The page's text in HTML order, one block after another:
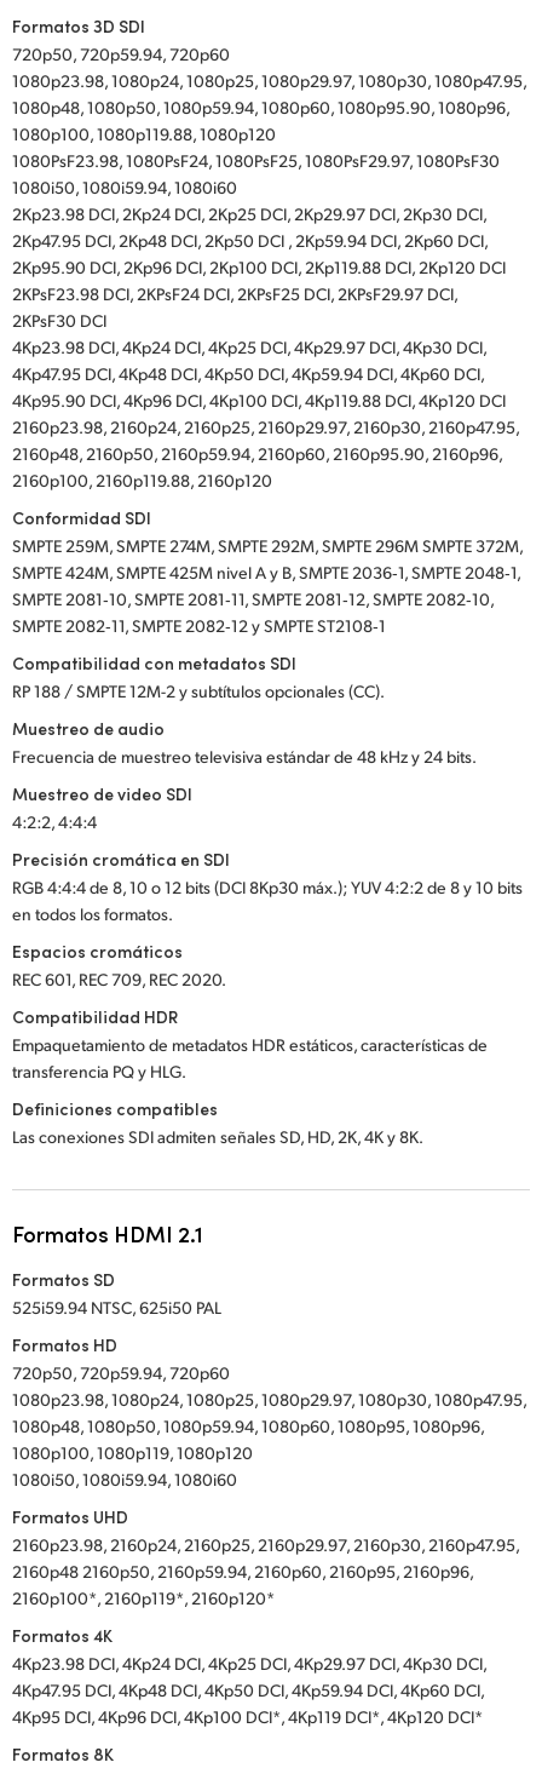
Formatos 3D SDI
720p50, 720p59.94, 720p60
1080p23.98, 1080p24, 1080p25, 1080p29.97, 1080p30, 1080p47.95,
1080p48, 1080p50, 1080p59.94, 1080p60, 1080p95.90, 1080p96,
1080p100, 1080p119.88, 1080p120
1080PsF23.98, 1080PsF24, 1080PsF25, 1080PsF29.97, 1080PsF30
1080i50, 1080i59.94, 1080i60
2Kp23.98 DCI, 2Kp24 DCI, 2Kp25 DCI, 2Kp29.97 DCI, 2Kp30 DCI,
2Kp47.95 DCI, 2Kp48 DCI, 2Kp50 DCI , 2Kp59.94 DCI, 2Kp60 DCI,
2Kp95.90 DCI, 2Kp96 DCI, 2Kp100 DCI, 2Kp119.88 DCI, 2Kp120 DCI
2KPsF23.98 DCI, 2KPsF24 DCI, 2KPsF25 DCI, 2KPsF29.97 DCI,
2KPsF30 DCI
4Kp23.98 DCI, 4Kp24 DCI, 4Kp25 DCI, 4Kp29.97 DCI, 4Kp30 DCI,
4Kp47.95 DCI, 4Kp48 DCI, 4Kp50 DCI, 4Kp59.94 DCI, 4Kp60 DCI,
4Kp95.90 DCI, 4Kp96 DCI, 4Kp100 DCI, 4Kp119.88 DCI, 4Kp120 DCI
2160p23.98, 2160p24, 2160p25, 2160p29.97, 2160p30, 2160p47.95,
2160p48, 2160p50, 2160p59.94, 2160p60, 2160p95.90, 2160p96,
2160p100, 2160p119.88, 2160p120
Conformidad SDI
SMPTE 259M, SMPTE 274M, SMPTE 292M, SMPTE 296M SMPTE 372M,
SMPTE 424M, SMPTE 425M nivel A y B, SMPTE 2036‑1, SMPTE 2048‑1,
SMPTE 2081‑10, SMPTE 2081‑11, SMPTE 2081‑12, SMPTE 2082‑10,
SMPTE 2082‑11, SMPTE 2082‑12 y SMPTE ST2108‑1
Compatibilidad con metadatos SDI
RP 188 / SMPTE 12M-2 y subtítulos opcionales (CC).
Muestreo de audio
Frecuencia de muestreo televisiva estándar de 48 kHz y 24 bits.
Muestreo de video SDI
4:2:2, 4:4:4
Precisión cromática en SDI
RGB 4:4:4 de 8, 10 o 12 bits (DCI 8Kp30 máx.); YUV 4:2:2 de 8 y 10 bits
en todos los formatos.
Espacios cromáticos
REC 601, REC 709, REC 2020.
Compatibilidad HDR
Empaquetamiento de metadatos HDR estáticos, características de
transferencia PQ y HLG.
Definiciones compatibles
Las conexiones SDI admiten señales SD, HD, 2K, 4K y 8K.
Formatos HDMI 2.1
Formatos SD
525i59.94 NTSC, 625i50 PAL
Formatos HD
720p50, 720p59.94, 720p60
1080p23.98, 1080p24, 1080p25, 1080p29.97, 1080p30, 1080p47.95,
1080p48, 1080p50, 1080p59.94, 1080p60, 1080p95, 1080p96,
1080p100, 1080p119, 1080p120
1080i50, 1080i59.94, 1080i60
Formatos UHD
2160p23.98, 2160p24, 2160p25, 2160p29.97, 2160p30, 2160p47.95,
2160p48 2160p50, 2160p59.94, 2160p60, 2160p95, 2160p96,
2160p100*, 2160p119*, 2160p120*
Formatos 4K
4Kp23.98 DCI, 4Kp24 DCI, 4Kp25 DCI, 4Kp29.97 DCI, 4Kp30 DCI,
4Kp47.95 DCI, 4Kp48 DCI, 4Kp50 DCI, 4Kp59.94 DCI, 4Kp60 DCI,
4Kp95 DCI, 4Kp96 DCI, 4Kp100 DCI*, 4Kp119 DCI*, 4Kp120 DCI*
Formatos 8K